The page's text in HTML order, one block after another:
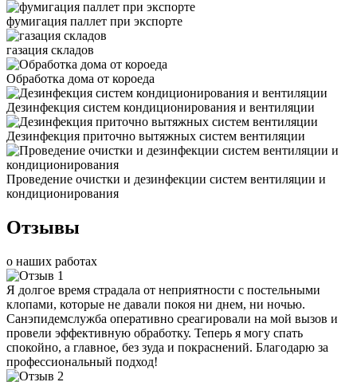
фумигация паллет при экспорте
газация складов
Обработка дома от короеда
Дезинфекция систем кондиционирования и вентиляции
Дезинфекция приточно вытяжных систем вентиляции
Проведение очистки и дезинфекции систем вентиляции и
кондиционирования
Отзывы
о наших работах
Я долгое время страдала от неприятности с постельными
клопами, которые не давали покоя ни днем, ни ночью.
Санэпидемслужба оперативно среагировали на мой вызов и
провели эффективную обработку. Теперь я могу спать
спокойно, а главное, без зуда и покраснений. Благодарю за
профессиональный подход!